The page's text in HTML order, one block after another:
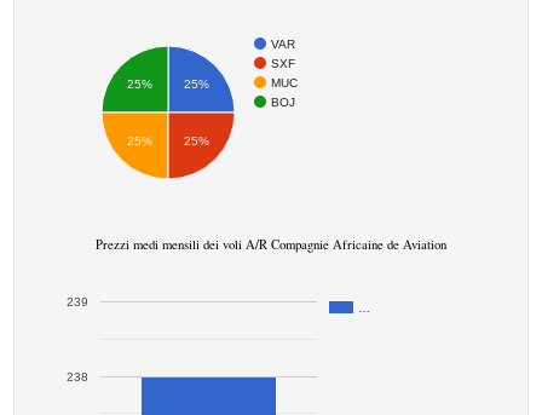
VAR
SXF
MUC
BOJ
25%
25%
25% 25%
Prezzi medi mensili dei voli A/R Compagnie Africaine de Aviation
238
239